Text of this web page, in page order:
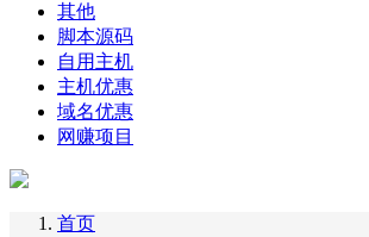
其他
脚本源码
自用主机
主机优惠
域名优惠
网赚项目
首页